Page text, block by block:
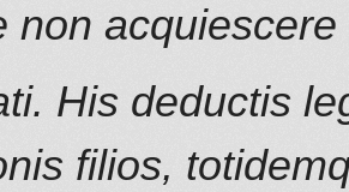
non acquiescere
His deductis
filios,